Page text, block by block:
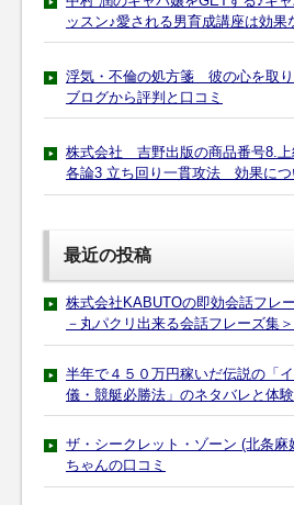
ッスン♪愛される男育成講座は効果
浮気・不倫の処方箋 彼の心を取
ブログから評判と口コミ
株式会社 吉野出版の商品番号8.上
各論3 立ち回り一貫攻法 効果につ
最近の投稿
株式会社KABUTOの即効会話フレ
－丸パクリ出来る会話フレーズ集
半年で４５０万円稼いだ伝説の「
儀・競艇必勝法」のネタバレと体
ザ・シークレット・ゾーン (北条
ちゃんの口コミ